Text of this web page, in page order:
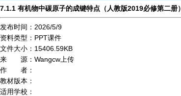
7.1.1 有机物中碳原子的成键特点（人教版2019必修第二册）
发布时间： 2026/5/9
资料类型： PPT课件
文件大小： 15406.59KB
来 源： Wangcw上传
作 者：
教材版本：
适用学校：